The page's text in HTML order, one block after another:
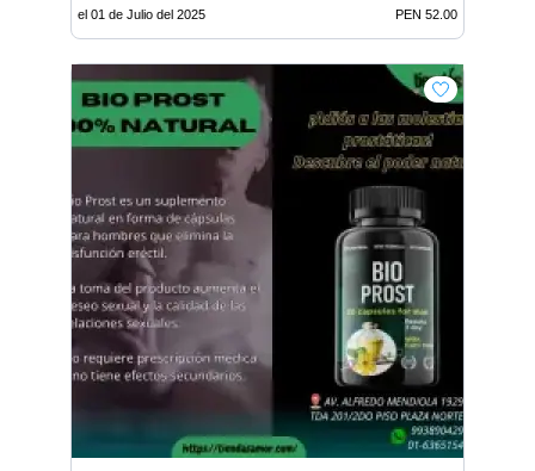
el 01 de Julio del 2025 PEN 52.00